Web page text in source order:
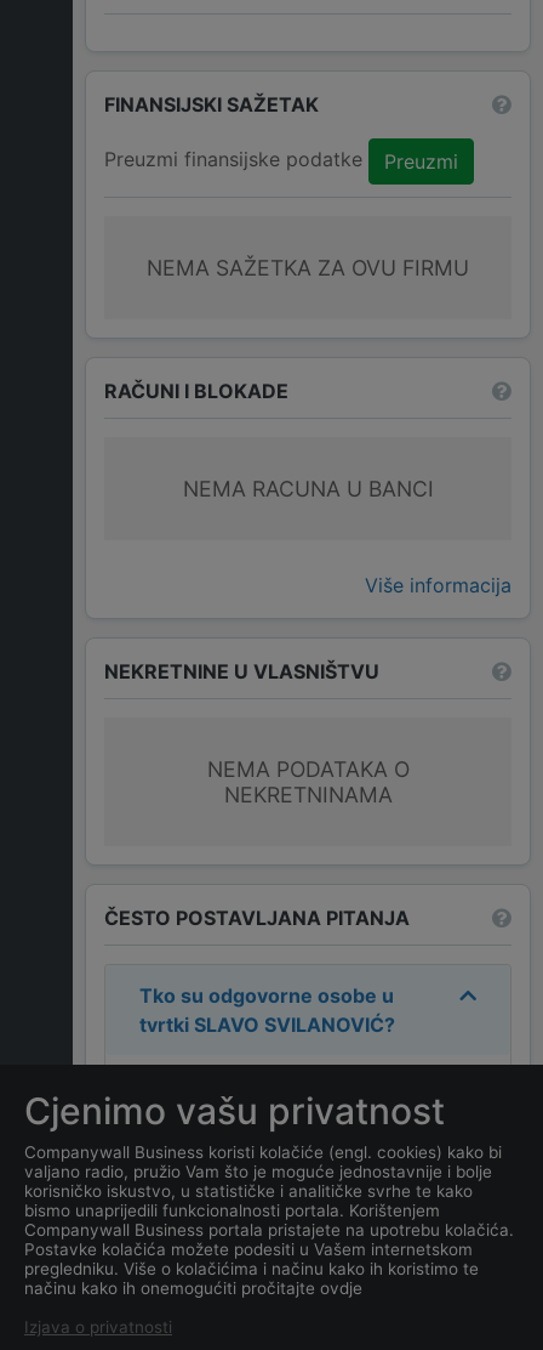
FINANSIJSKI SAŽETAK
Preuzmi finansijske podatke Preuzmi
NEMA SAŽETKA ZA OVU FIRMU
RAČUNI I BLOKADE
NEMA RACUNA U BANCI
Više informacija
NEKRETNINE U VLASNIŠTVU
NEMA PODATAKA O
NEKRETNINAMA
ČESTO POSTAVLJANA PITANJA
Tko su odgovorne osobe u
tvrtki SLAVO SVILANOVIĆ?
SLAVO SVILANOVIĆ.
Koja je adresa tvrtke SLAVO
SVILANOVIĆ?
Koji je datum osnivanja
tvrtkeSLAVO SVILANOVIĆ
Cjenimo vašu privatnost
Companywall Business koristi kolačiće (engl. cookies) kako bi
valjano radio, pružio Vam što je moguće jednostavnije i bolje
korisničko iskustvo, u statističke i analitičke svrhe te kako
bismo unaprijedili funkcionalnosti portala. Korištenjem
Companywall Business portala pristajete na upotrebu kolačića.
Postavke kolačića možete podesiti u Vašem internetskom
pregledniku. Više o kolačićima i načinu kako ih koristimo te
načinu kako ih onemogućiti pročitajte ovdje
Izjava o privatnosti